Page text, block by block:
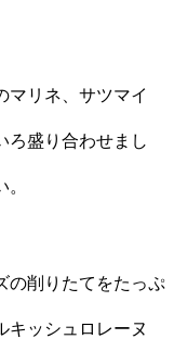
マリネ、サツマイ
ろ盛り合わせまし
の削りたてをたっぷ
キッシュロレーヌ